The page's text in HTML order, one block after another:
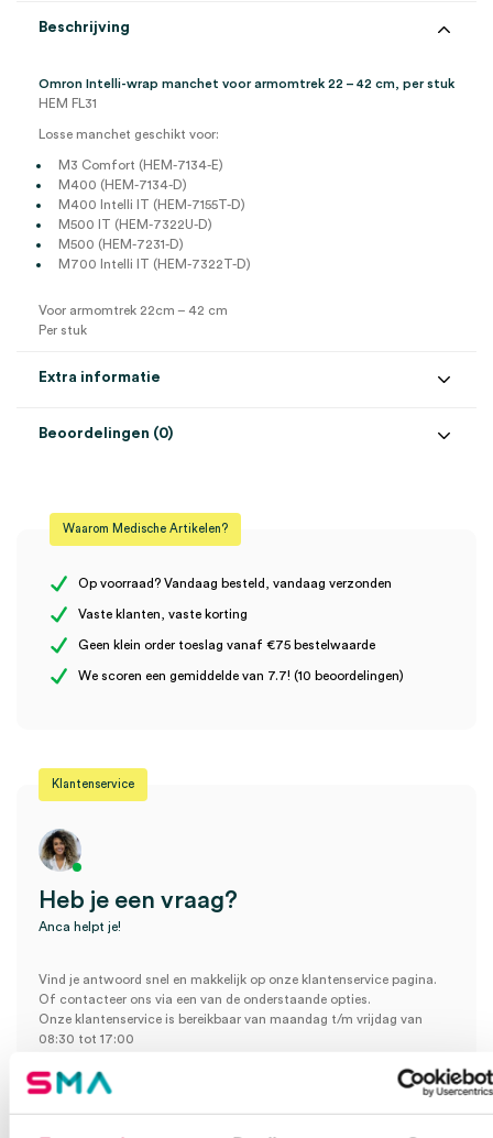
(1)
Beschrijving
Omron Intelli-wrap manchet voor armomtrek 22 – 42 cm, per stuk
HEM FL31
Losse manchet geschikt voor:
M3 Comfort (HEM-7134-E)
M400 (HEM-7134-D)
M400 Intelli IT (HEM-7155T-D)
M500 IT (HEM-7322U-D)
M500 (HEM-7231-D)
M700 Intelli IT (HEM-7322T-D)
Voor armomtrek 22cm – 42 cm
Per stuk
Extra informatie
Kleur zwart
Steriel
Beoordelingen (0)
Er zijn nog geen beoordelingen.
armomtrek 22cm – 42 cm (1)” te beoordelen
Waarom Medische Artikelen?
Op voorraad? Vandaag besteld, vandaag verzonden
Vaste klanten, vaste korting
Geen klein order toeslag vanaf €75 bestelwaarde
We scoren een gemiddelde van 7.7! (10 beoordelingen)
Klantenservice
Heb je een vraag?
Anca helpt je!
Vind je antwoord snel en makkelijk op onze klantenservice pagina.
Of contacteer ons via een van de onderstaande opties.
Onze klantenservice is bereikbaar van maandag t/m vrijdag van
08:30 tot 17:00
Bel Anca